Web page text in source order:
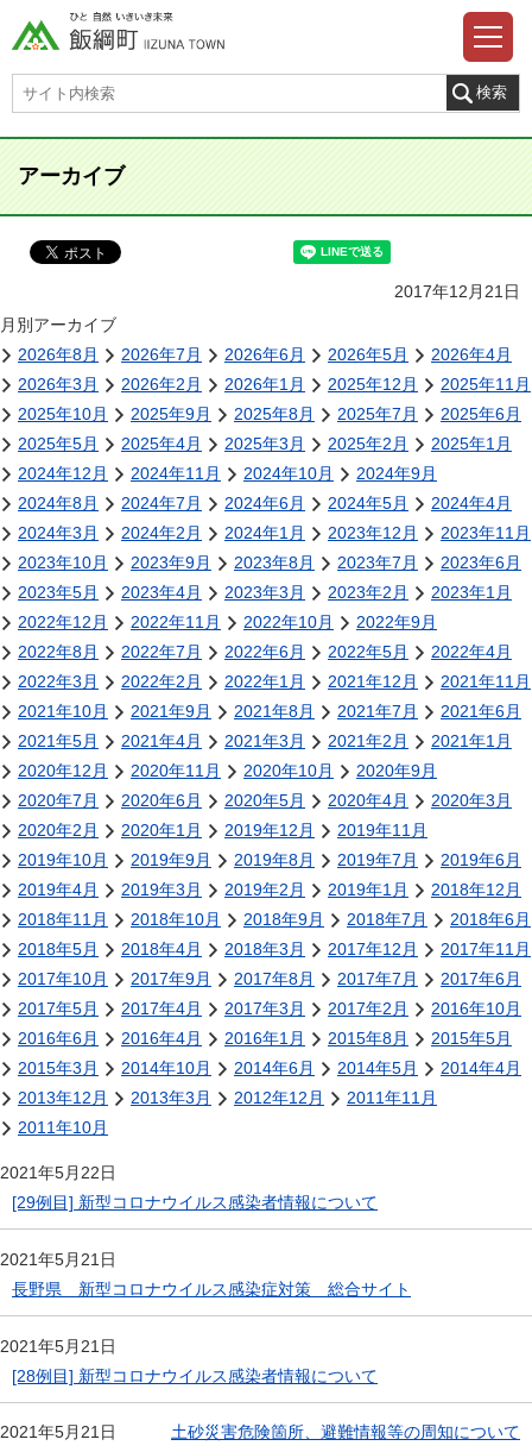
アーカイブ
2017年12月21日
月別アーカイブ
2026年8月
2026年7月 2026年6月 2026年5月
2026年4月
2026年3月
2026年2月 2026年1月 2025年12月
2025年11月
2025年10月
2025年9月 2025年8月 2025年7月
2025年6月
2025年5月
2025年4月 2025年3月 2025年2月
2025年1月
2024年12月
2024年11月 2024年10月
2024年9月
2024年8月
2024年7月 2024年6月 2024年5月
2024年4月
2024年3月
2024年2月 2024年1月 2023年12月
2023年11月
2023年10月
2023年9月 2023年8月 2023年7月
2023年6月
2023年5月
2023年4月 2023年3月 2023年2月
2023年1月
2022年12月
2022年11月 2022年10月
2022年9月
2022年8月
2022年7月 2022年6月 2022年5月
2022年4月
2022年3月
2022年2月 2022年1月 2021年12月
2021年11月
2021年10月
2021年9月 2021年8月 2021年7月
2021年6月
2021年5月
2021年4月 2021年3月 2021年2月
2021年1月
2020年12月
2020年11月 2020年10月
2020年9月
2020年7月
2020年6月 2020年5月 2020年4月
2020年3月
2020年2月
2020年1月 2019年12月
2019年11月
2019年10月
2019年9月 2019年8月 2019年7月
2019年6月
2019年4月
2019年3月 2019年2月 2019年1月
2018年12月
2018年11月
2018年10月 2018年9月 2018年7月
2018年6月
2018年5月
2018年4月 2018年3月 2017年12月
2017年11月
2017年10月
2017年9月 2017年8月 2017年7月
2017年6月
2017年5月
2017年4月 2017年3月 2017年2月
2016年10月
2016年6月
2016年4月 2016年1月 2015年8月
2015年5月
2015年3月
2014年10月 2014年6月 2014年5月
2014年4月
2013年12月
2013年3月 2012年12月
2011年11月
2011年10月
2021年5月22日
[29例目] 新型コロナウイルス感染者情報について
2021年5月21日
長野県 新型コロナウイルス感染症対策 総合サイト
2021年5月21日
[28例目] 新型コロナウイルス感染者情報について
2021年5月21日 土砂災害危険箇所、避難情報等の周知について